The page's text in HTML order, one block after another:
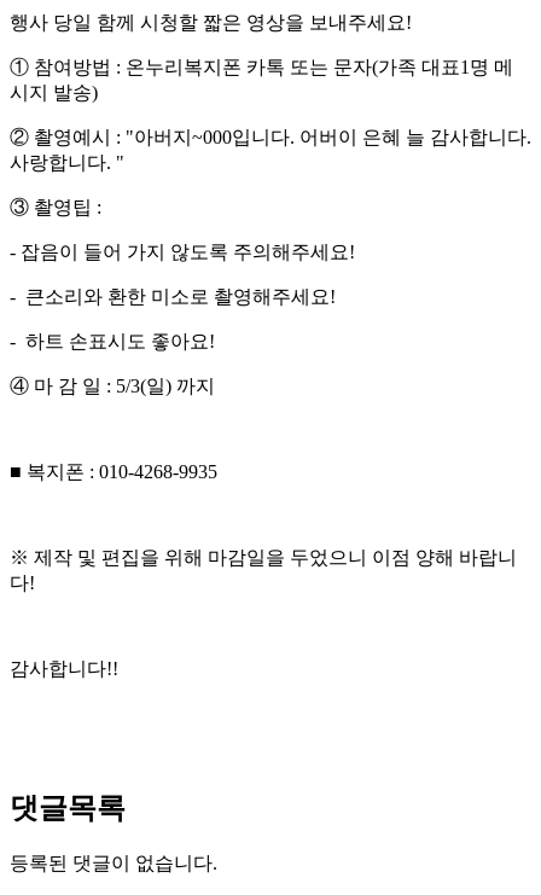
행사 당일 함께 시청할 짧은 영상을 보내주세요!
① 참여방법 : 온누리복지폰 카톡 또는 문자(가족 대표1명 메
시지 발송)
② 촬영예시 : "아버지~000입니다. 어버이 은혜 늘 감사합니다.
사랑합니다. "
③ 촬영팁 :
- 잡음이 들어 가지 않도록 주의해주세요!
- 큰소리와 환한 미소로 촬영해주세요!
- 하트 손표시도 좋아요!
④ 마 감 일 : 5/3(일) 까지
■ 복지폰 : 010-4268-9935
※ 제작 및 편집을 위해 마감일을 두었으니 이점 양해 바랍니
다!
감사합니다!!
댓글목록
등록된 댓글이 없습니다.